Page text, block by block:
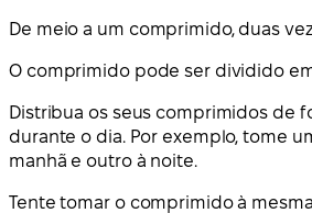
De meio a um comprimido, duas
O comprimido pode ser dividido
Distribua os seus comprimidos de
durante o dia. Por exemplo, tome
manhã e outro à noite.
Tente tomar o comprimido à